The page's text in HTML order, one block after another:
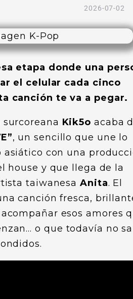
2026-07-02
etapa donde una
el celular cada cinco
canción te va a pegar.
Kik5o acaba
, un sencillo que une lo
asiático con una
house y que llega de la
taiwanesaAnita. El
canción fresca,
esos amores
o que todavía no